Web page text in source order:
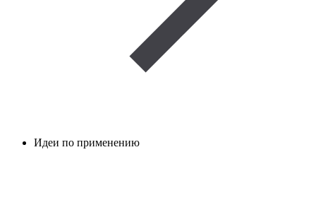
Идеи по применению